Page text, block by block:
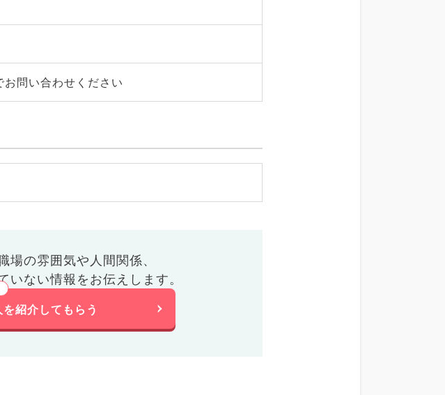
問い合わせください
場の雰囲気や人間関係、
いない情報をお伝えします。
紹介してもらう